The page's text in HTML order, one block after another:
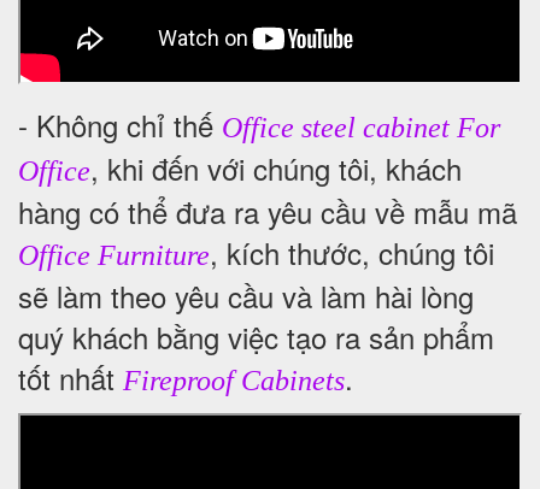
- Không chỉ thế Office steel cabinet For
Office, khi đến với chúng tôi, khách
hàng có thể đưa ra yêu cầu về mẫu mã
Office Furniture, kích thước, chúng tôi
sẽ làm theo yêu cầu và làm hài lòng
quý khách bằng việc tạo ra sản phẩm
tốt nhất Fireproof Cabinets.